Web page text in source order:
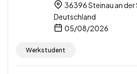
36396 Steinau an der
Deutschland
05/08/2026
Werkstudent